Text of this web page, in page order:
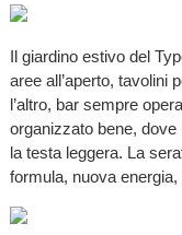
Il giardino estivo del
aree all’aperto, tavolini
l’altro, bar sempre
organizzato bene,
la testa leggera. La
formula, nuova